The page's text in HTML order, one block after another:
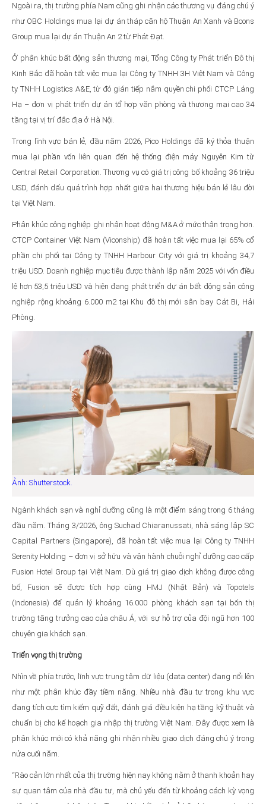
Ngoài ra, thị trường phía Nam cũng ghi nhận các thương vụ đáng chú ý
như OBC Holdings mua lại dự án tháp căn hộ Thuận An Xanh và Bcons
Group mua lại dự án Thuận An 2 từ Phát Đạt.
Ở phân khúc bất động sản thương mại, Tổng Công ty Phát triển Đô thị
Kinh Bắc đã hoàn tất việc mua lại Công ty TNHH 3H Việt Nam và Công
ty TNHH Logistics A&E, từ đó gián tiếp nắm quyền chi phối CTCP Láng
Hạ – đơn vị phát triển dự án tổ hợp văn phòng và thương mại cao 34
tầng tại vị trí đắc địa ở Hà Nội.
Trong lĩnh vực bán lẻ, đầu năm 2026, Pico Holdings đã ký thỏa thuận
mua lại phần vốn liên quan đến hệ thống điện máy Nguyễn Kim từ
Central Retail Corporation. Thương vụ có giá trị công bố khoảng 36 triệu
USD, đánh dấu quá trình hợp nhất giữa hai thương hiệu bán lẻ lâu đời
tại Việt Nam.
Phân khúc công nghiệp ghi nhận hoạt động M&A ở mức thận trọng hơn.
CTCP Container Việt Nam (Viconship) đã hoàn tất việc mua lại 65% cổ
phần chi phối tại Công ty TNHH Harbour City với giá trị khoảng 34,7
triệu USD. Doanh nghiệp mục tiêu được thành lập năm 2025 với vốn điều
lệ hơn 53,5 triệu USD và hiện đang phát triển dự án bất động sản công
nghiệp rộng khoảng 6.000 m2 tại Khu đô thị mới sân bay Cát Bi, Hải
Phòng.
Ảnh: Shutterstock.
Ngành khách sạn và nghỉ dưỡng cũng là một điểm sáng trong 6 tháng
đầu năm. Tháng 3/2026, ông Suchad Chiaranussati, nhà sáng lập SC
Capital Partners (Singapore), đã hoàn tất việc mua lại Công ty TNHH
Serenity Holding – đơn vị sở hữu và vận hành chuỗi nghỉ dưỡng cao cấp
Fusion Hotel Group tại Việt Nam. Dù giá trị giao dịch không được công
bố, Fusion sẽ được tích hợp cùng HMJ (Nhật Bản) và Topotels
(Indonesia) để quản lý khoảng 16.000 phòng khách sạn tại bốn thị
trường tăng trưởng cao của châu Á, với sự hỗ trợ của đội ngũ hơn 100
chuyên gia khách sạn.
Triển vọng thị trường
Nhìn về phía trước, lĩnh vực trung tâm dữ liệu (data center) đang nổi lên
như một phân khúc đầy tiềm năng. Nhiều nhà đầu tư trong khu vực
đang tích cực tìm kiếm quỹ đất, đánh giá điều kiện hạ tầng kỹ thuật và
chuẩn bị cho kế hoạch gia nhập thị trường Việt Nam. Đây được xem là
phân khúc mới có khả năng ghi nhận nhiều giao dịch đáng chú ý trong
nửa cuối năm.
“Rào cản lớn nhất của thị trường hiện nay không nằm ở thanh khoản hay
sự quan tâm của nhà đầu tư, mà chủ yếu đến từ khoảng cách kỳ vọng